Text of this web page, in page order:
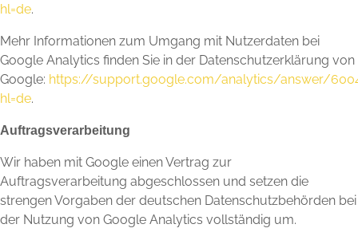
hl=de.
Mehr Informationen zum Umgang mit Nutzerdaten bei
Google Analytics finden Sie in der Datenschutzerklärung von
Google: https://support.google.com/analytics/answer/
hl=de.
Auftragsverarbeitung
Wir haben mit Google einen Vertrag zur
Auftragsverarbeitung abgeschlossen und setzen die
strengen Vorgaben der deutschen Datenschutzbehörden bei
der Nutzung von Google Analytics vollständig um.